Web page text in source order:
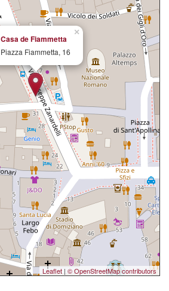
×
Casa de Fiammetta
Piazza Fiammetta, 16
Leaflet | © OpenStreetMap contributors